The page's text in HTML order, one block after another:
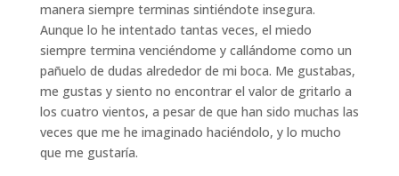
manera siempre terminas sintiéndote insegura.
Aunque lo he intentado tantas veces, el miedo
siempre termina venciéndome y callándome como un
pañuelo de dudas alrededor de mi boca. Me gustabas,
me gustas y siento no encontrar el valor de gritarlo a
los cuatro vientos, a pesar de que han sido muchas las
veces que me he imaginado haciéndolo, y lo mucho
que me gustaría.